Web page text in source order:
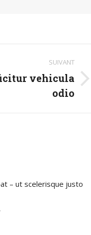
SUIVANT
vehicula
odio
– ut scelerisque justo